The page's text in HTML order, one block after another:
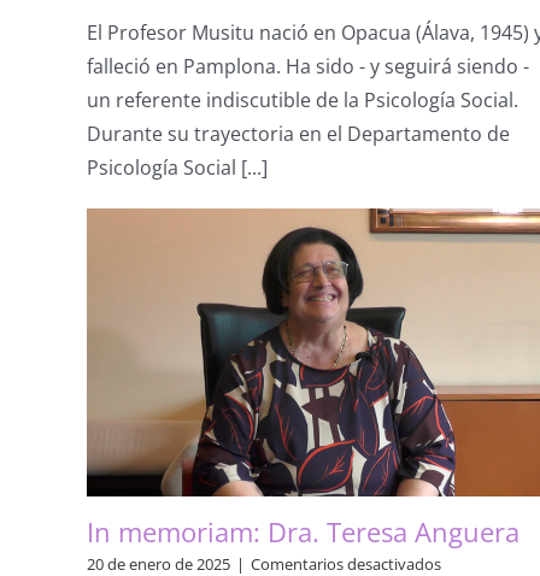
profunda
tristeza,
la
APE
comunica
el
pasado
día
compañero,
el
Académico
Dr.
Gonzalo
Ochoa
El Profesor Musitu nació en Opacua (Álava, 1945)
falleció en Pamplona. Ha sido - y seguirá siendo -
un referente indiscutible de la Psicología Social.
Durante su trayectoria en el Departamento de
Psicología Social [...]
In memoriam: Dra. Teresa Anguera
20 de enero de 2025 | Comentarios desactivadosen